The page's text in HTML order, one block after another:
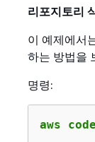
리포지토리
이 예제에서
하는 방법을
명령:
aws